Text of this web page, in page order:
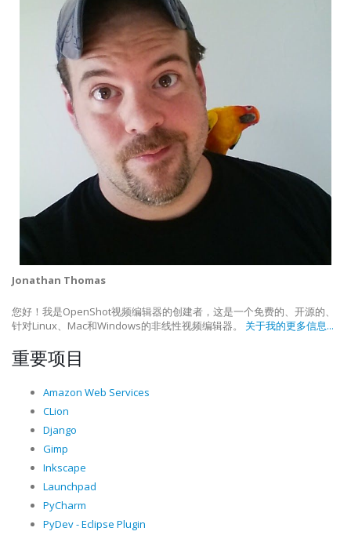
Jonathan Thomas
您好！我是OpenShot视频编辑器的创建者，这是一个免费的、开源的、
针对Linux、Mac和Windows的非线性视频编辑器。 关于我的更多信息...
重要项目
Amazon Web Services
CLion
Django
Gimp
Inkscape
Launchpad
PyCharm
PyDev - Eclipse Plugin